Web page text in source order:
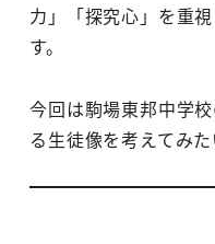
力」「探究心」を重
す。
今回は駒場東邦中学
る生徒像を考えてみた